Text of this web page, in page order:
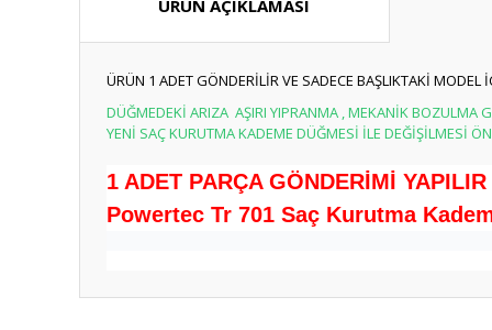
ÜRÜN AÇIKLAMASI
ÜRÜN 1 ADET GÖNDERİLİR VE SADECE BAŞLIKTAKİ
DÜĞMEDEKİ ARIZA AŞIRI YIPRANMA , MEKANİK BOZULMA
YENİ SAÇ KURUTMA KADEME DÜĞMESİ İLE DEĞİŞİLMESİ
1 ADET PARÇA GÖNDERİMİ YAPILIR
Powertec Tr 701 Saç Kurutma